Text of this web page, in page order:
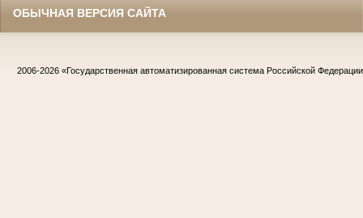
ОБЫЧНАЯ ВЕРСИЯ САЙТА
2006-2026 «Государственная автоматизированная система Российской